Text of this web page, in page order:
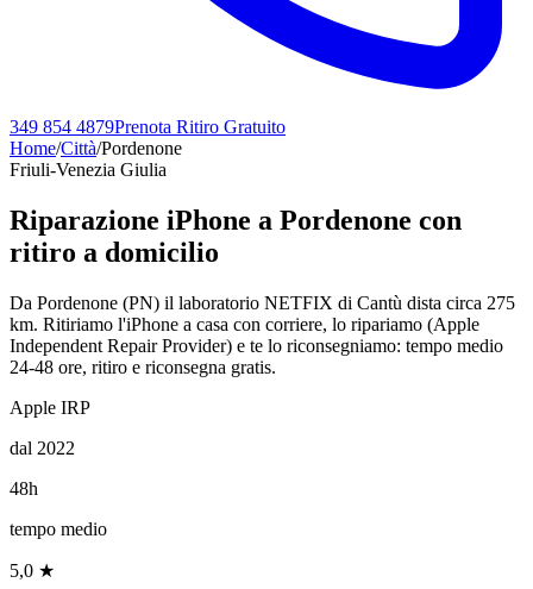
349 854 4879Prenota Ritiro Gratuito
Home/Città/Pordenone
Friuli-Venezia Giulia
Riparazione iPhone a Pordenone con
ritiro a domicilio
Da Pordenone (PN) il laboratorio NETFIX di Cantù dista circa 275
km. Ritiriamo l'iPhone a casa con corriere, lo ripariamo (Apple
Independent Repair Provider) e te lo riconsegniamo: tempo medio
24-48 ore, ritiro e riconsegna gratis.
Apple IRP
dal 2022
48h
tempo medio
5,0 ★